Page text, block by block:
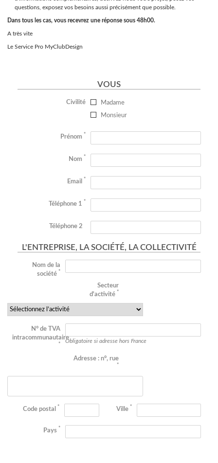
questions, exposez vos besoins aussi précisément que possible.
Dans tous les cas, vous recevrez une réponse sous 48h00.
A très vite
Le Service Pro MyClubDesign
VOUS
Civilité
Madame
Monsieur
Prénom *
Nom *
Email *
Téléphone 1 *
Téléphone 2
L'ENTREPRISE, LA SOCIÉTÉ, LA COLLECTIVITÉ
Nom de la
société *
Secteur
d'activité *
N° de TVA
intracommunautaire
*
Obligatoire si adresse hors France
Adresse : n°, rue
*
Code postal * Ville *
Pays *